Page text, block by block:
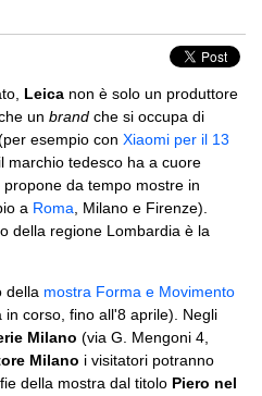
Leica non è solo un produttore
un brand che si occupa di
esempio con Xiaomi per il 13
marchio tedesco ha a cuore
propone da tempo mostre in
a Roma , Milano e Firenze).
della regione Lombardia è la
della mostra Forma e Movimento
corso, fino all'8 aprile). Negli
Milano (via G. Mengoni 4,
Milano i visitatori potranno
della mostra dal titolo Piero nel